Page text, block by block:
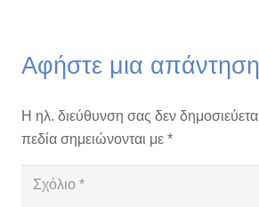
Αφήστε μια απάντηση
Η ηλ. διεύθυνση σας δεν
πεδία σημειώνονται με *